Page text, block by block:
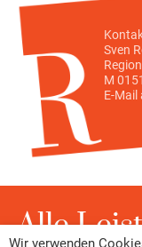
Sven
M
E-
Alle
Wir verwenden